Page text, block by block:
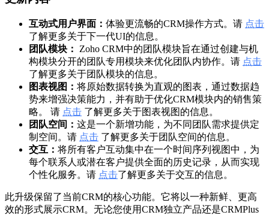
互动式用户界面： 体验更流畅的CRM操作方式。请 点击
了解更多关于下一代UI的信息。
团队模块： Zoho CRM中的团队模块旨在通过创建与机
构模块分开的团队专用模块来优化团队内协作。请 点击
了解更多关于团队模块的信息。
图表视图： 将原始数据转换为直观的图表，通过数据趋
势来增强决策能力，并有助于优化CRM模块内的销售策
略。 请 点击 了解更多关于图表视图的信息。
团队空间： 这是一个新增功能，为不同团队需求提供定
制空间。请 点击 了解更多关于团队空间的信息。
交互： 将所有客户互动集中在一个时间序列视图中，为
每个联系人或潜在客户提供全面的历史记录，从而实现
个性化服务。请 点击了解更多关于交互的信息。
此升级保留了当前CRM的核心功能。它将以一种新鲜、更高
效的形式展示CRM。无论您使用CRM独立产品还是CRMPlus